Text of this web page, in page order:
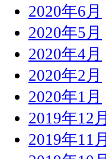
2020年6月
2020年5月
2020年4月
2020年2月
2020年1月
2019年12月
2019年11月